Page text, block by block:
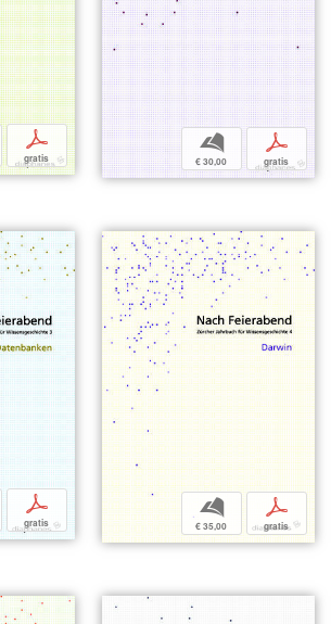
p
gratis
b
€ 30,00
p
gratis
p
gratis
b
€ 35,00
p
gratis